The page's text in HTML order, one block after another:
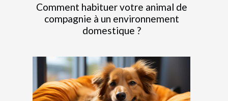
Comment habituer votre animal de
compagnie à un environnement
domestique ?